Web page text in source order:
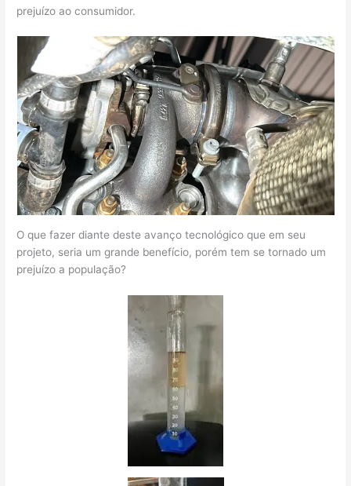
prejuízo ao consumidor.
O que fazer diante deste avanço tecnológico que em seu
projeto, seria um grande benefício, porém tem se tornado um
prejuízo a população?